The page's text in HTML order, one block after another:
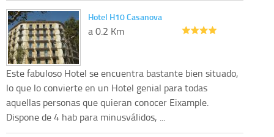
Hotel H10 Casanova
a 0.2 Km
Este fabuloso Hotel se encuentra bastante bien situado,
lo que lo convierte en un Hotel genial para todas
aquellas personas que quieran conocer Eixample.
Dispone de 4 hab para minusválidos, ...